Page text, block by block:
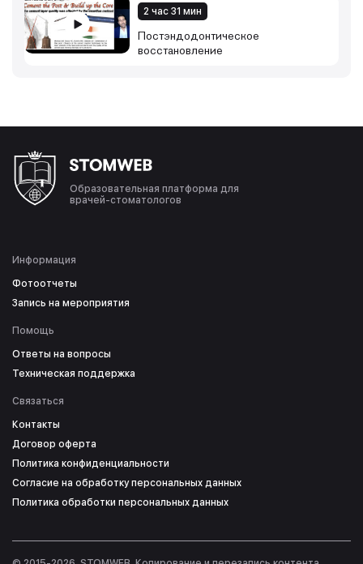
2 час 31 мин
Постэндодонтическое
восстановление
Образовательная платформа для
врачей-стоматологов
Информация
Фотоотчеты
Запись на мероприятия
Помощь
Ответы на вопросы
Техническая поддержка
Связаться
Контакты
Договор оферта
Политика конфиденциальности
Согласие на обработку персональных данных
Политика обработки персональных данных